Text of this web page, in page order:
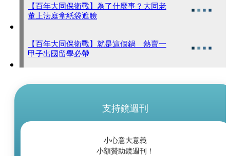
【百年大同保衛戰】為了什麼事？大同老
董上法庭拿紙袋遮臉
【百年大同保衛戰】就是這個鍋 熱賣一
甲子出國留學必帶
支持鏡週刊
小心意大意義
小額贊助鏡週刊！